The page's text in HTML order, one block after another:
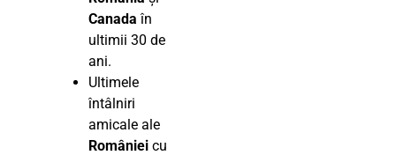
Canada în
ultimii 30 de
ani.
Ultimele
întâlniri
amicale ale
României cu